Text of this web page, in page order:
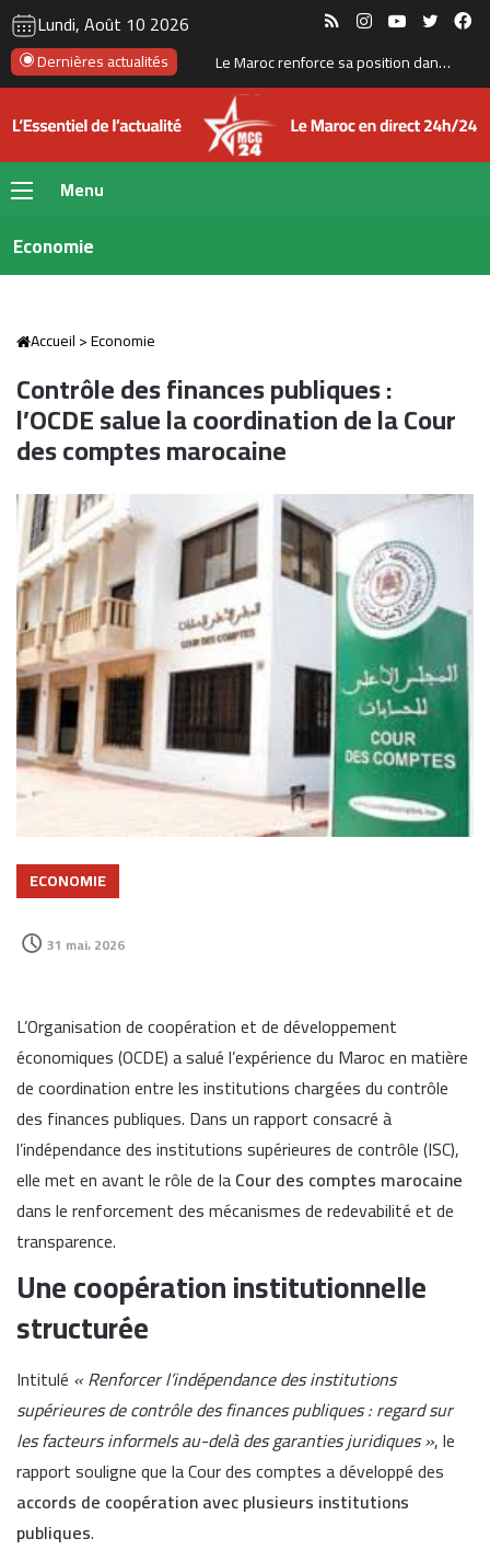
Lundi, Août 10 2026 RSS InstagramYouTube
Dernières actualités Souss Massa à l’écoute de sa diaspora : une semaine dédiée à l’investissement des Marocains du Monde
Menu
Economie
Accueil>Economie
Contrôle des finances publiques :
l’OCDE salue la coordination de la Cour
des comptes marocaine
ECONOMIE
31 mai، 2026
L’Organisation de coopération et de développement
économiques (OCDE) a salué l’expérience du Maroc en matière
de coordination entre les institutions chargées du contrôle
des finances publiques. Dans un rapport consacré à
l’indépendance des institutions supérieures de contrôle (ISC),
elle met en avant le rôle de laCour des comptes marocaine
dans le renforcement des mécanismes de redevabilité et de
transparence.
Une coopération institutionnelle
structurée
Intitulé « Renforcer l’indépendance des institutions
supérieures de contrôle des finances publiques : regard sur
les facteurs informels au-delà des garanties juridiques », le
rapport souligne que la Cour des comptes a développé des
accords de coopération avec plusieurs institutions
publiques.